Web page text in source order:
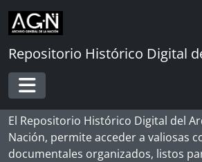
Skip to main content
Repositorio Histórico Digital
Toggle navigation
El Repositorio Histórico Digital del
Nación, permite acceder a valiosas
documentales organizados, listos